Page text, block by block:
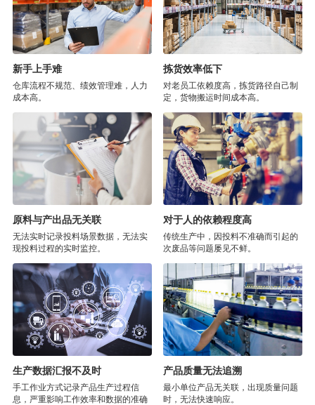
新手上手难
仓库流程不规范、绩效管理难，人力
成本高。
拣货效率低下
对老员工依赖度高，拣货路径自己制
定，货物搬运时间成本高。
原料与产出品无关联
无法实时记录投料场景数据，无法实
现投料过程的实时监控。
对于人的依赖程度高
传统生产中，因投料不准确而引起的
次废品等问题屡见不鲜。
生产数据汇报不及时
手工作业方式记录产品生产过程信
息，严重影响工作效率和数据的准确
产品质量无法追溯
最小单位产品无关联，出现质量问题
时，无法快速响应。